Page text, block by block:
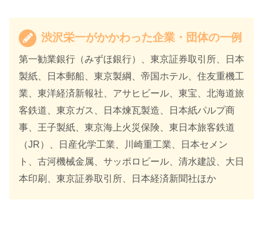
渋沢栄一がかかわった企業・団体の一例
第一勧業銀行（みずほ銀行）、東京証券取引所、日本
製紙、日本郵船、東京製綱、帝国ホテル、住友重機工
業、東洋経済新報社、アサヒビール、東宝、北海道旅
客鉄道、東京ガス、日本煉瓦製造、日本紙パルプ商
事、王子製紙、東京海上火災保険、東日本旅客鉄道
（JR）、日産化学工業、川崎重工業、日本セメン
ト、古河機械金属、サッポロビール、清水建設、大日
本印刷、東京証券取引所、日本経済新聞社ほか